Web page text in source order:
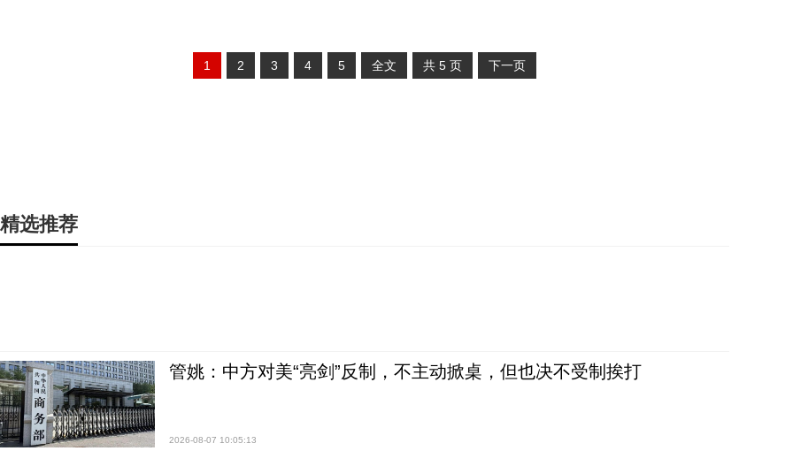
1 2 3 4 5 全文 共 5 页 下一页
精选推荐
管姚：中方对美“亮剑”反制，不主动掀桌，但也决不受制挨打
2026-08-07 10:05:13